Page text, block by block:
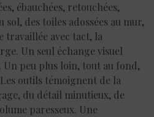
ébauchées, retouchées,
sol, des toiles adossées au mur,
travaillée avec tact, la
Un seul échange visuel
Un peu plus loin, tout au fond,
outils témoignent de la
du détail minutieux, de
paresseux. Une